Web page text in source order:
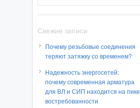
Свежие записи
Почему резьбовые соединения
теряют затяжку со временем?
Надежность энергосетей:
почему современная арматура
для ВЛ и СИП находится на пике
востребованности